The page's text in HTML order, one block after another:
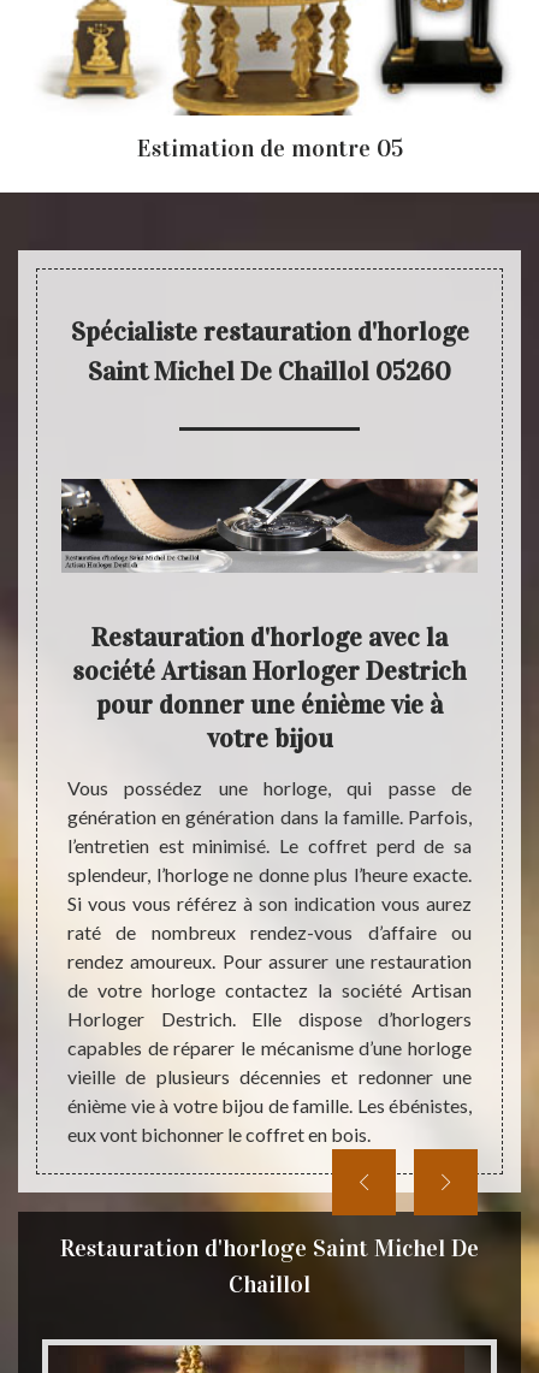
Estimation de montre 05
Spécialiste restauration d'horloge
Saint Michel De Chaillol 05260
de la
un
à
tout
en
et
Restauration d'horloge avec la
société Artisan Horloger Destrich
pour donner une énième vie à
votre bijou
Vous possédez une horloge, qui passe de
génération en génération dans la famille. Parfois,
l’entretien est minimisé. Le coffret perd de sa
splendeur, l’horloge ne donne plus l’heure exacte.
Si vous vous référez à son indication vous aurez
raté de nombreux rendez-vous d’affaire ou
rendez amoureux. Pour assurer une restauration
de votre horloge contactez la société Artisan
Horloger Destrich. Elle dispose d’horlogers
capables de réparer le mécanisme d’une horloge
vieille de plusieurs décennies et redonner une
énième vie à votre bijou de famille. Les ébénistes,
eux vont bichonner le coffret en bois.
état
Restauration d'horloge Saint Michel De
Chaillol